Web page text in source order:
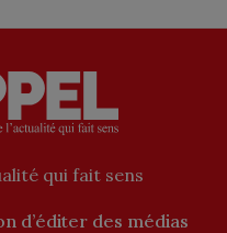
qui fait sens
d’éditer des médias